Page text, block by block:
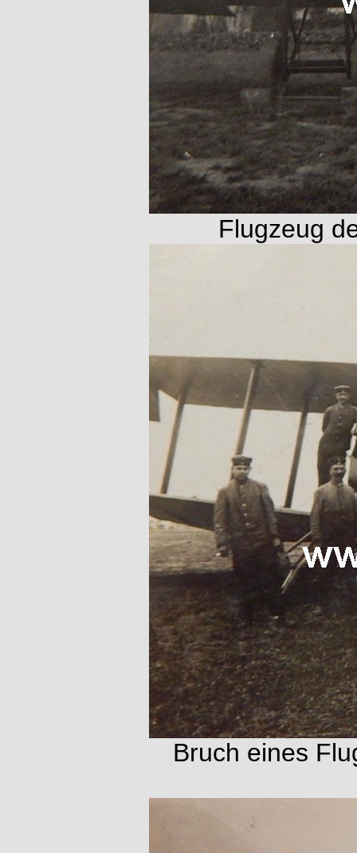
Flugzeug
Bruch eines